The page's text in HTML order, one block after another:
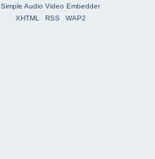
Simple Audio Video Embedder
XHTML
RSS WAP2